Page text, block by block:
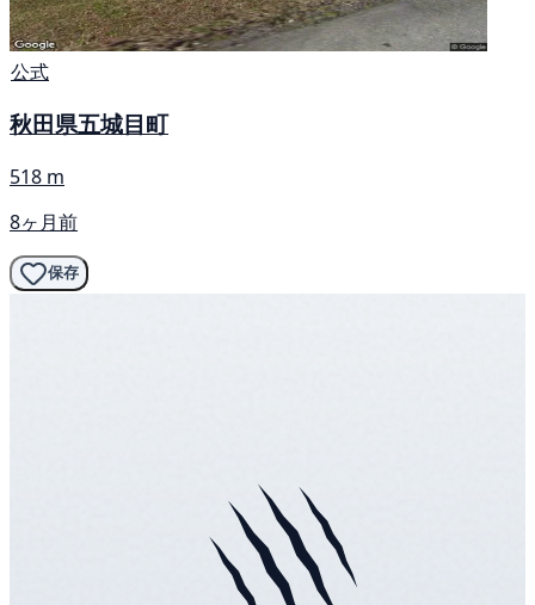
公式
秋田県五城目町
518 m
8ヶ月前
保存